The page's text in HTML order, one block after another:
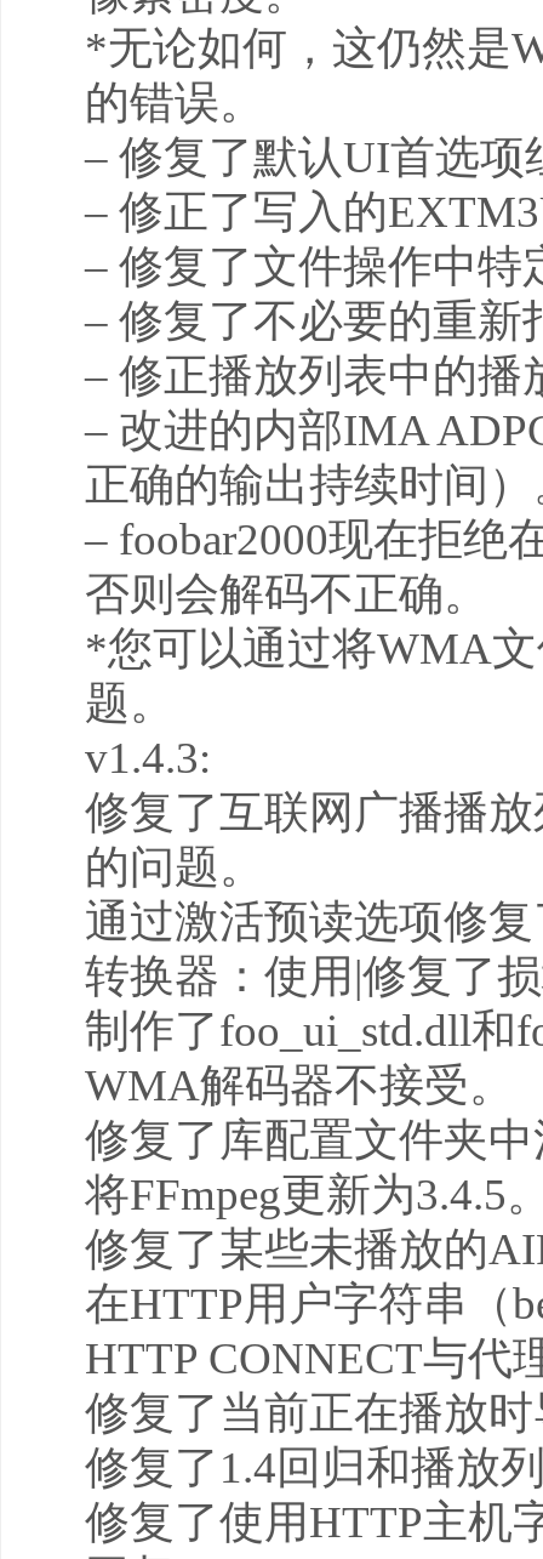
*无论如何，这仍然是
的错误。
– 修复了默认UI首选项
– 修正了写入的
– 修复了文件操作中
– 修复了不必要的重
– 修正播放列表中的
– 改进的内部IMA
正确的输出持续时间
– foobar2000现在拒绝
否则会解码不正确。
*您可以通过将WMA
题。
v1.4.3:
修复了互联网广播播
的问题。
通过激活预读选项修
转换器：使用|修复了
制作了foo_ui_std.dll和
WMA解码器不接受。
修复了库配置文件夹
将FFmpeg更新为3.4.5
修复了某些未播放的
在HTTP用户字符串（
HTTP CONNECT与代
修复了当前正在播放
修复了1.4回归和播放
修复了使用HTTP主机